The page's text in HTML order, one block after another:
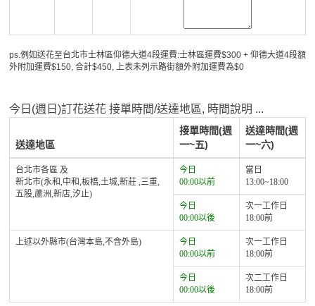
ps.例如送花至台北市士林區仰德大道4段運費:士林區運費$300 + 仰德大道4段額
外附加運費$150, 合計$450, 上表未列示路街額外附加運費為$0
今日(週日)訂花送花 接單時間/送達地區, 時間說明 ...
送達地區
接單時間(週
一~五)
送達時間(週
一~六)
台北市各區 及
新北市(永和,中和,板橋,土城,新莊 ,三重,
五股,蘆洲,新店,汐止)
今日
00:00以前
當日
13:00~18:00
今日
00:00以後
次一工作日
18:00前
上述以外縣市(台灣本島,不含外島)
今日
00:00以前
次一工作日
18:00前
今日
00:00以後
次二工作日
18:00前